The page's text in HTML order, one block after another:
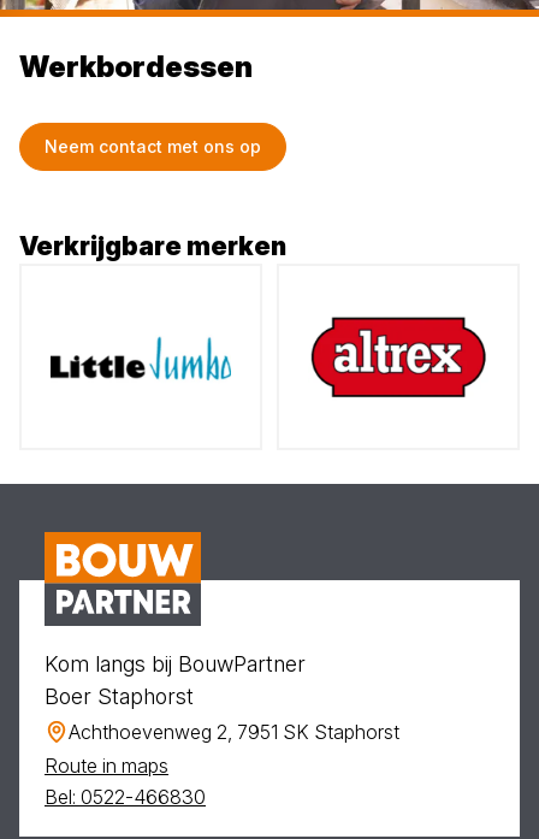
Werkbordessen
Neem contact met ons op
Verkrijgbare merken
Kom langs bij BouwPartner
Boer Staphorst
Achthoevenweg 2, 7951 SK Staphorst
Route in maps
Bel: 0522-466830